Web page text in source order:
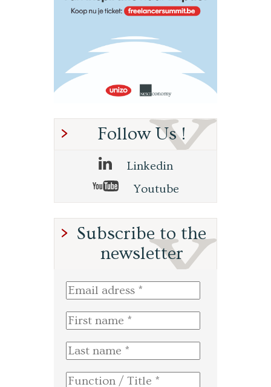
Follow Us !
Linkedin
Youtube
Subscribe to the
newsletter